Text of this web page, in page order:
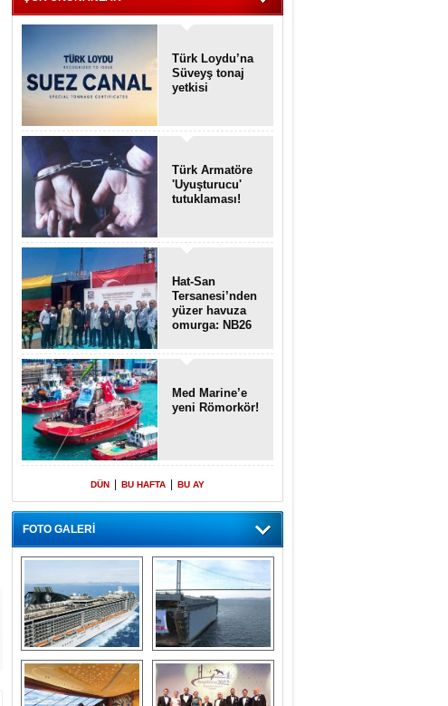
Türk Loydu’na
Süveyş tonaj
yetkisi
Türk Armatöre
'Uyuşturucu'
tutuklaması!
Hat-San
Tersanesi’nden
yüzer havuza
omurga: NB26
Med Marine’e
yeni Römorkör!
DÜN BU HAFTA BU AY
FOTO GALERİ
“Gemi içinde gemi”
konsepti ile MSC
Splendida
Dünyada tek!
Denizaltı yüzer
havuzu intikal
seyrine başladı